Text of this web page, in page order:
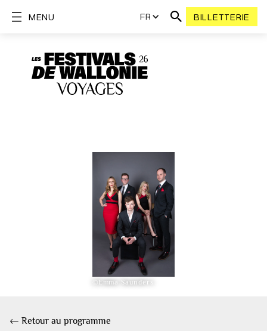
FR BILLETTERIE
MENU
©Emma Saunders
← Retour au programme